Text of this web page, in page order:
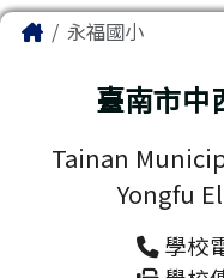
主內容區域
Home永福國小
臺南市中
Tainan
Yongfu
學校
頁尾區域